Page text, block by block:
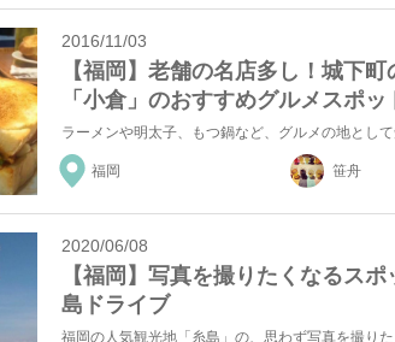
2016/11/03
【福岡】老舗の名店多し！城下町
「小倉」のおすすめグルメスポッ
福岡 笹舟
2020/06/08
【福岡】写真を撮りたくなるス
島ドライブ